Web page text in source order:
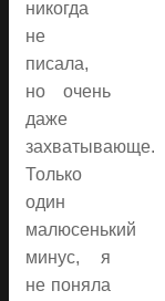
никогда
не
писала,
но очень
даже
захватывающе.
Только
один
малюсенький
минус, я
не поняла